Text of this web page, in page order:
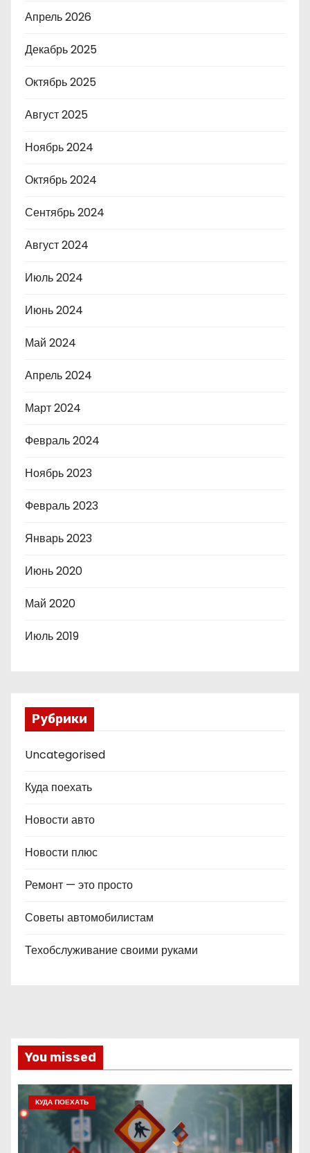
Апрель 2026
Декабрь 2025
Октябрь 2025
Август 2025
Ноябрь 2024
Октябрь 2024
Сентябрь 2024
Август 2024
Июль 2024
Июнь 2024
Май 2024
Апрель 2024
Март 2024
Февраль 2024
Ноябрь 2023
Февраль 2023
Январь 2023
Июнь 2020
Май 2020
Июль 2019
Рубрики
Uncategorised
Куда поехать
Новости авто
Новости плюс
Ремонт — это просто
Советы автомобилистам
Техобслуживание своими руками
You missed
КУДА ПОЕХАТЬ